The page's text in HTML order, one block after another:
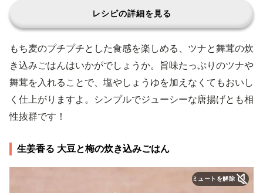
レシピの詳細を見る
もち麦のプチプチとした食感を楽しめる、ツナと舞茸の炊
き込みごはんはいかがでしょうか。旨味たっぷりのツナや
舞茸を入れることで、塩やしょうゆを加えなくてもおいし
く仕上がりますよ。シンプルでジューシーな唐揚げとも相
性抜群です！
生姜香る 大豆と梅の炊き込みごはん
ミュートを解除